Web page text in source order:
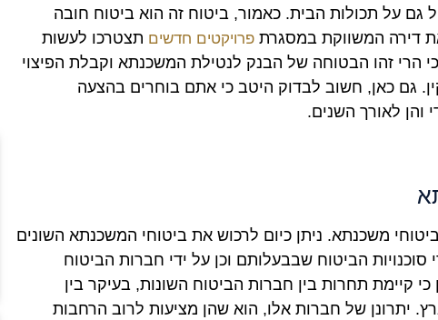
גם על תכולות הבית. כאמור, ביטוח זה הוא ביטוח חובה
דירה המשווקת במסגרת פרויקטים חדשים תצטרכו לעשות
זהו הבטוחה של הבנק לנטילת המשכנתא וקבלת הפיצוי
גם כאן, חשוב לבדוק היטב כי אתם בוחרים בהצעה
והן לאורך השנים.
משכנתא. ניתן כיום לרכוש את ביטוחי המשכנתא השונים
הביטוח שבבעלותם וכן על ידי חברות הביטוח
כי קיימת תחרות בין חברות הביטוח השונות, בעיקר בין
יתרונן של חברות אלו, הוא שהן מציעות לרוב הרחבות